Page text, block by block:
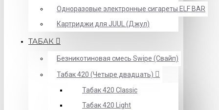
Одноразовые электронные сигареты ELF BAR
Картриджи для JUUL (Джул)
ТАБАК
Безникотиновая смесь Swipe (Свайп)
Табак 420 (Четыре двадцать)
Табак 420 Classic
Табак 420 Light